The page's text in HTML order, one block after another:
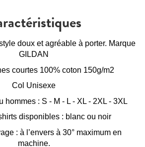
doux et agréable à porter. Marque
GILDAN
courtes 100% coton 150g/m2
Col Unisexe
hommes : S - M - L - XL - 2XL - 3XL
disponibles : blanc ou noir
: à l’envers à 30° maximum en
machine.